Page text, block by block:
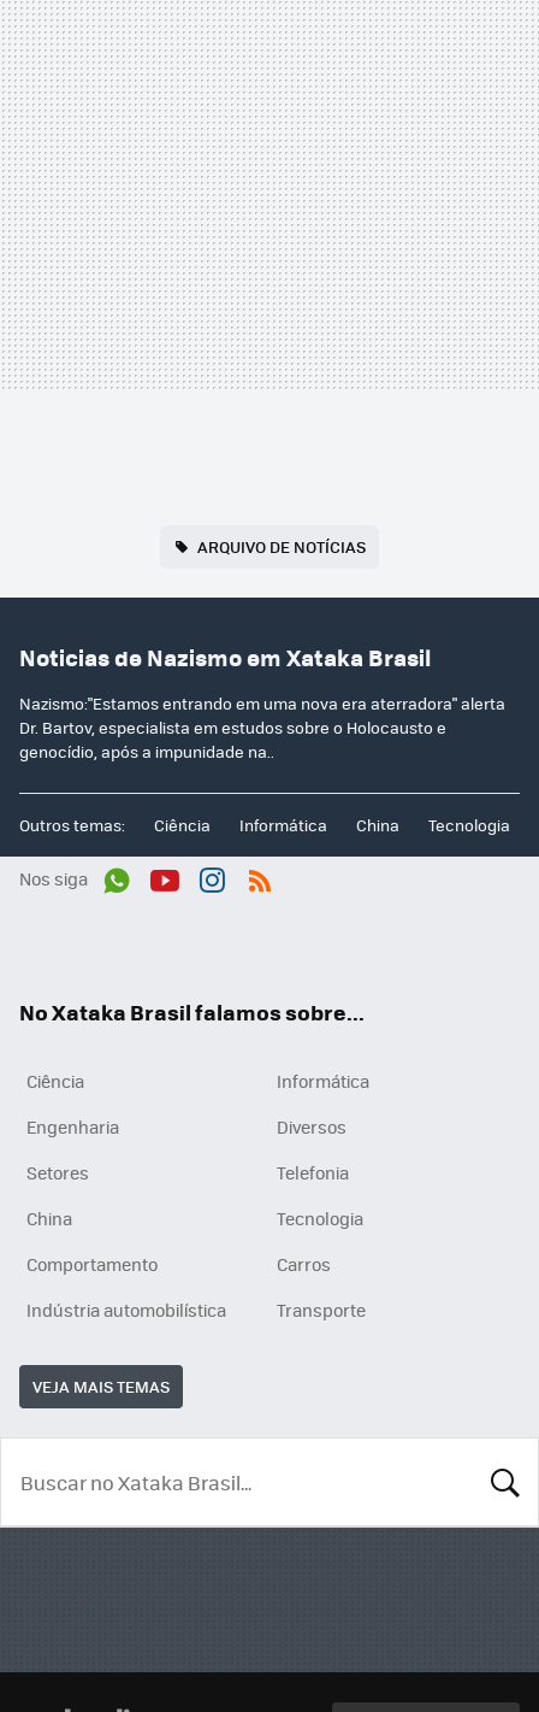
ARQUIVO DE NOTÍCIAS
Noticias de Nazismo em Xataka Brasil
Nazismo:"Estamos entrando em uma nova era aterradora" alerta
Dr. Bartov, especialista em estudos sobre o Holocausto e
genocídio, após a impunidade na..
Outros temas: Ciência Informática China Tecnologia
Nos siga
No Xataka Brasil falamos sobre...
Ciência
Informática
Engenharia
Diversos
Setores
Telefonia
China
Tecnologia
Comportamento
Carros
Indústria automobilística
Transporte
VEJA MAIS TEMAS